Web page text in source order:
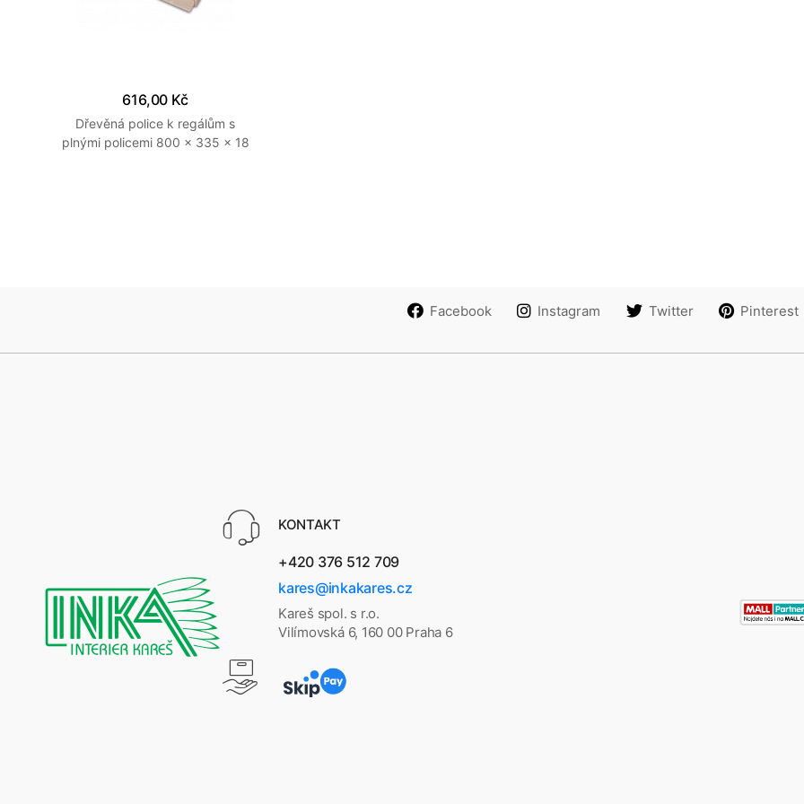
616,00 Kč
Dřevěná police k regálům s
plnými policemi 800 x 335 x 18
Facebook Instagram Twitter Pinterest
KONTAKT
+420 376 512 709
kares@inkakares.cz
Kareš spol. s r.o.
Vilímovská 6, 160 00 Praha 6